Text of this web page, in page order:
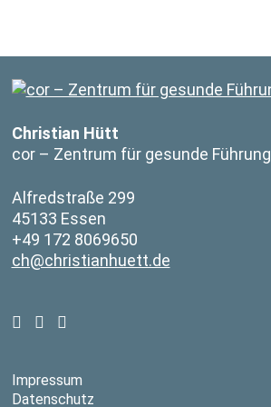
Christian Hütt
cor – Zentrum für gesunde Führung
Alfredstraße 299
45133 Essen
+49 172 8069650
ch@christianhuett.de
Impressum
Datenschutz